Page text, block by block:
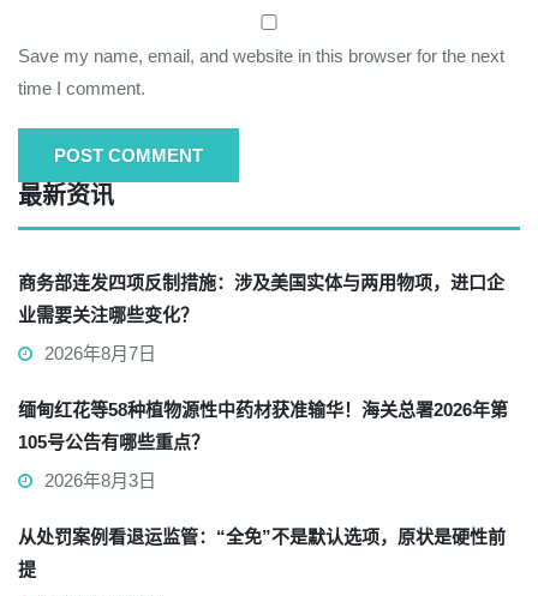
Save my name, email, and website in this browser for the next
time I comment.
最新资讯
商务部连发四项反制措施：涉及美国实体与两用物项，进口企
业需要关注哪些变化？
2026年8月7日
缅甸红花等58种植物源性中药材获准输华！海关总署2026年第
105号公告有哪些重点？
2026年8月3日
从处罚案例看退运监管：“全免”不是默认选项，原状是硬性前
提